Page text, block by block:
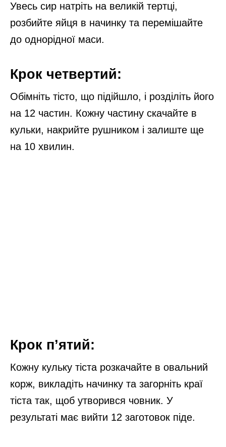
Увесь сир натріть на великій тертці,
розбийте яйця в начинку та перемішайте
до однорідної маси.
Крок четвертий:
Обімніть тісто, що підійшло, і розділіть його
на 12 частин. Кожну частину скачайте в
кульки, накрийте рушником і залиште ще
на 10 хвилин.
Крок п’ятий:
Кожну кульку тіста розкачайте в овальний
корж, викладіть начинку та загорніть краї
тіста так, щоб утворився човник. У
результаті має вийти 12 заготовок піде.